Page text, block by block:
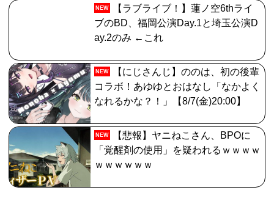
【FGO】スルトくんは保険に使えたのかね実際
NEW
【ラブライブ！】蓮ノ空6thライ
ブのBD、福岡公演Day.1と埼玉公演D
ay.2のみ ←これ
NEW
【にじさんじ】ののは、初の後輩
コラボ！あゆゆとおはなし「なかよく
なれるかな？！」【8/7(金)20:00】
NEW
【悲報】ヤニねこさん、BPOに
「覚醒剤の使用」を疑われるｗｗｗｗ
ｗｗｗｗｗｗ